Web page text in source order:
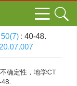
50(7) : 40-48.
确定性，地学CT